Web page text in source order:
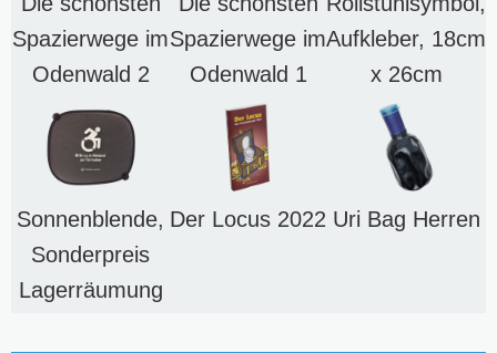
Spazierwege im
Odenwald 2
Spazierwege im
Odenwald 1
Aufkleber, 18cm
x 26cm
Sonnenblende,
Sonderpreis
Lagerräumung
Der Locus 2022 Uri Bag Herren